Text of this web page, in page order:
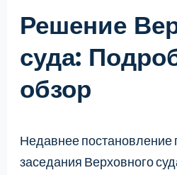
Решение
суда:
обзор
Недавнее постановление
заседания Верховного